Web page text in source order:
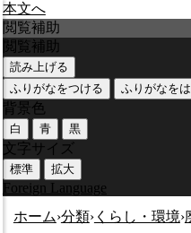
本文へ
閲覧補助
閲覧補助
読み上げる
ふりがなをつける
ふりがなを
背景色
白 青 黒
文字サイズ
標準 拡大
Foreign Language
ホーム›分類›くらし・環境›